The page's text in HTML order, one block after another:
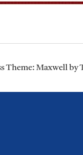
Theme: Maxwell by